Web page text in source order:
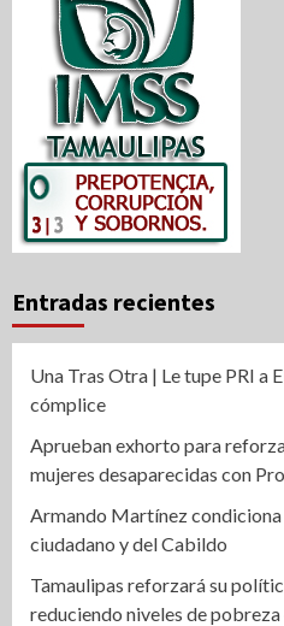
Entradas recientes
Una Tras Otra | Le tupe PRI a
cómplice
Aprueban exhorto para
mujeres desaparecidas con
Armando Martínez
ciudadano y del Cabildo
Tamaulipas reforzará su
reduciendo niveles de